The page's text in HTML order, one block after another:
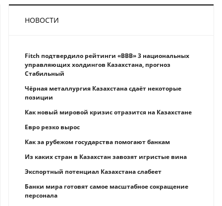
НОВОСТИ
Fitch подтвердило рейтинги «BBB» 3 национальных
управляющих холдингов Казахстана, прогноз
Стабильный
Чёрная металлургия Казахстана сдаёт некоторые
позиции
Как новый мировой кризис отразится на Казахстане
Eврo рeзкo вырос
Как за рубежом государства помогают банкам
Из каких стран в Казахстан завозят игристые вина
Экспортный потенциал Казахстана слабеет
Банки мира готовят самое масштабное сокращение
персонала